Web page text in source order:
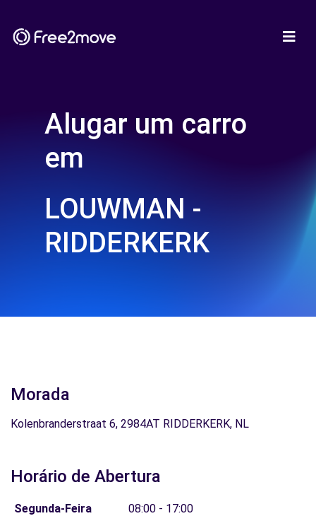
Alugar um carro
em
LOUWMAN -
RIDDERKERK
Morada
Kolenbranderstraat 6, 2984AT RIDDERKERK, NL
Horário de Abertura
Segunda-Feira
08:00 - 17:00